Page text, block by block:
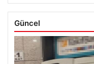
Güncel